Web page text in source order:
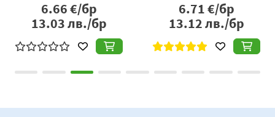
6.66€/бр
13.03лв./бр
6.71€/бр
13.12лв./бр